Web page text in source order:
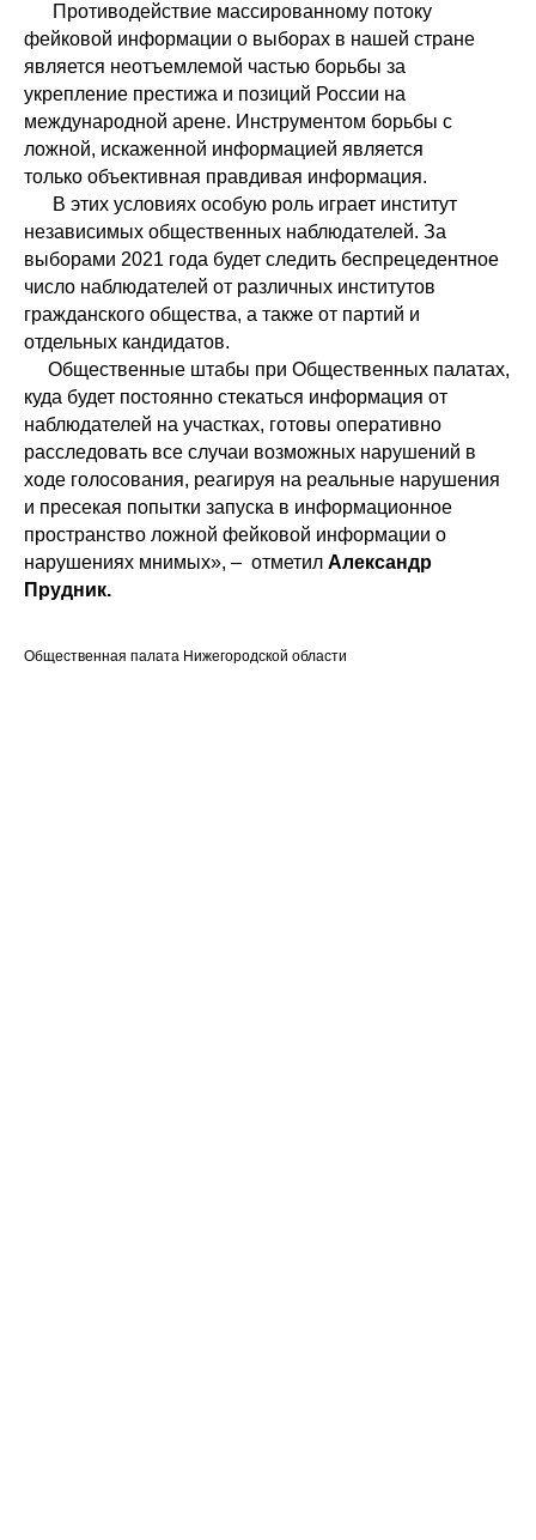
Противодействие массированному потоку
фейковой информации о выборах в нашей стране
является неотъемлемой частью борьбы за
укрепление престижа и позиций России на
международной арене. Инструментом борьбы с
ложной, искаженной информацией является
только объективная правдивая информация.
В этих условиях особую роль играет институт
независимых общественных наблюдателей. За
выборами 2021 года будет следить беспрецедентное
число наблюдателей от различных институтов
гражданского общества, а также от партий и
отдельных кандидатов.
Общественные штабы при Общественных палатах,
куда будет постоянно стекаться информация от
наблюдателей на участках, готовы оперативно
расследовать все случаи возможных нарушений в
ходе голосования, реагируя на реальные нарушения
и пресекая попытки запуска в информационное
пространство ложной фейковой информации о
нарушениях мнимых», – отметил Александр
Прудник.
Общественная палата Нижегородской области